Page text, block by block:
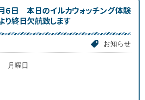
６日 本日のイルカウォッチング体験
り終日欠航致します
お知らせ
月曜日